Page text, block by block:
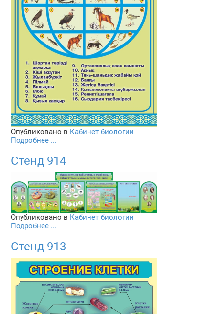
Опубликовано в Кабинет биологии
Подробнее ...
Стенд 914
Опубликовано в Кабинет биологии
Подробнее ...
Стенд 913